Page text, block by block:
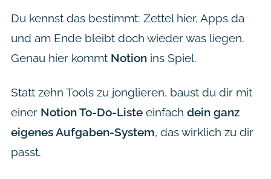
Du kennst das bestimmt: Zettel hier, Apps da
und am Ende bleibt doch wieder was liegen.
Genau hier kommt Notionins Spiel.
Statt zehn Tools zu jonglieren, baust du dir mit
einer Notion To-Do-Listeeinfach dein ganz
eigenes Aufgaben-System, das wirklich zu dir
passt.